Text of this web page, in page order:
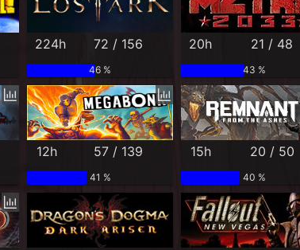
224h 72 / 156
46 %
20h 21 / 48
43 %
12h 57 / 139
41 %
15h 20 / 50
40 %